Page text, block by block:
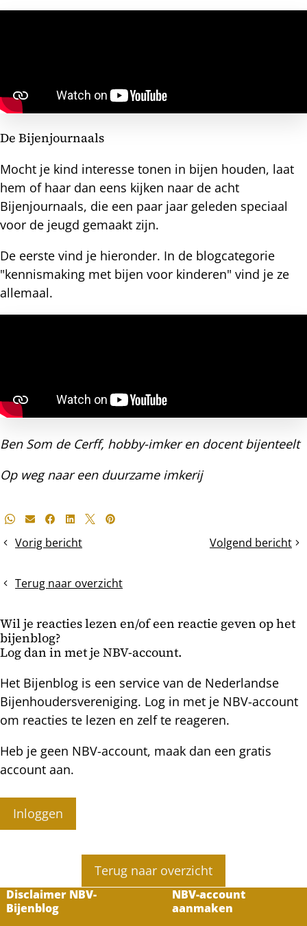
De Bijenjournaals
Mocht je kind interesse tonen in bijen houden, laat
hem of haar dan eens kijken naar de acht
Bijenjournaals, die een paar jaar geleden speciaal
voor de jeugd gemaakt zijn.
De eerste vind je hieronder. In de blogcategorie
"kennismaking met bijen voor kinderen" vind je ze
allemaal.
Ben Som de Cerff, hobby-imker en docent bijenteelt
Op weg naar een duurzame imkerij
Deel
bericht
Whatsapp
E-mailFacebook
LinkedIn
X Pinterest
Vorig bericht
Winter-
zomermijten
Volgend bericht
Twee
Terug naar overzicht
Wil je reacties lezen en/of een reactie geven op het
bijenblog?
Log dan in met je NBV-account.
Het Bijenblog is een service van de Nederlandse
Bijenhoudersvereniging. Log in met je NBV-account
om reacties te lezen en zelf te reageren.
Heb je geen NBV-account, maak dan een gratis
account aan.
Inloggen
Terug naar overzicht
Disclaimer NBV-
Bijenblog
NBV-account
aanmaken